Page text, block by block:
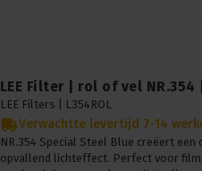
LEE Filter | rol of vel
LEE Filters | L354ROL
Verwachtte levertijd 7-14
NR.354 Special Steel Blue creëert
opvallend lichteffect. Perfect voor